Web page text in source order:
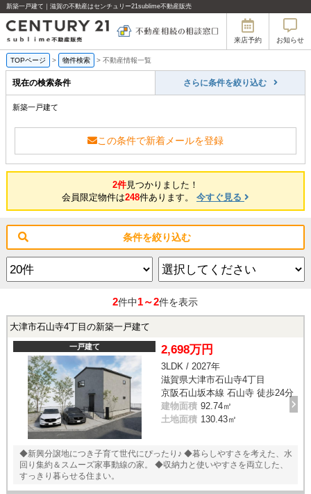
新築一戸建て｜滋賀の不動産はセンチュリー21sublime不動産販売
来店予約 お知らせ
TOPページ > 物件検索 > 不動産情報一覧
現在の検索条件 さらに条件を絞り込む
新築一戸建て
この条件で新着メールを登録
2件見つかりました！
会員限定物件は248件あります。 今すぐ見る
条件を絞り込む
2件中1～2件を表示
大津市石山寺4丁目の新築一戸建て
一戸建て 2,698万円
3LDK / 2027年
滋賀県大津市石山寺4丁目
京阪石山坂本線 石山寺 徒歩24分
建物面積 92.74㎡
土地面積 130.43㎡
◆新興分譲地につき子育て世代にぴったり♪ ◆暮らしやすさを考えた、水
回り集約＆スムーズ家事動線の家。 ◆収納力と使いやすさを両立した、
すっきり暮らせる住まい。